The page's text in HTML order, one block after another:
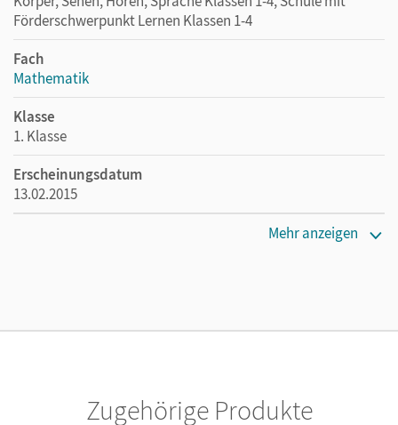
Förderschwerpunkt Lernen Klassen 1-4
Fach
Mathematik
Klasse
1. Klasse
Erscheinungsdatum
13.02.2015
Mehr anzeigen
Zugehörige Produkte